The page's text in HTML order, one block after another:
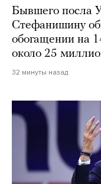
Бывшего посла
Стефанишину
обогащении на
около 25
32 минуты назад